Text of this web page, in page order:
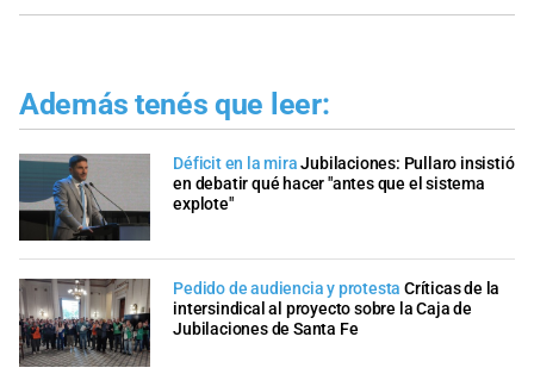
Además tenés que leer:
Déficit en la mira Jubilaciones: Pullaro insistió
en debatir qué hacer "antes que el sistema
explote"
Pedido de audiencia y protesta Críticas de la
intersindical al proyecto sobre la Caja de
Jubilaciones de Santa Fe